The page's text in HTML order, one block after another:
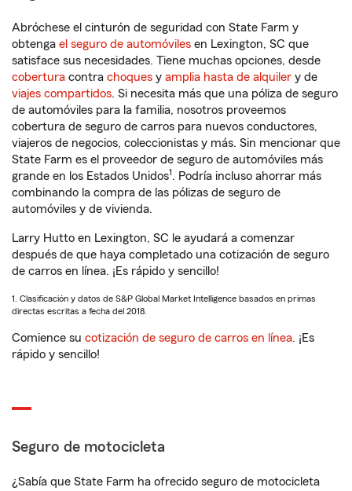
Abróchese el cinturón de seguridad con State Farm y
obtenga el seguro de automóviles en Lexington, SC que
satisface sus necesidades. Tiene muchas opciones, desde
cobertura contra choques y amplia hasta de alquiler y de
viajes compartidos. Si necesita más que una póliza de seguro
de automóviles para la familia, nosotros proveemos
cobertura de seguro de carros para nuevos conductores,
viajeros de negocios, coleccionistas y más. Sin mencionar que
State Farm es el proveedor de seguro de automóviles más
grande en los Estados Unidos1. Podría incluso ahorrar más
combinando la compra de las pólizas de seguro de
automóviles y de vivienda.
Larry Hutto en Lexington, SC le ayudará a comenzar
después de que haya completado una cotización de seguro
de carros en línea. ¡Es rápido y sencillo!
1. Clasificación y datos de S&P Global Market Intelligence basados en primas
directas escritas a fecha del 2018.
Comience su cotización de seguro de carros en línea. ¡Es
rápido y sencillo!
Seguro de motocicleta
¿Sabía que State Farm ha ofrecido seguro de motocicleta